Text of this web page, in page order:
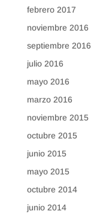
febrero 2017
noviembre 2016
septiembre 2016
julio 2016
mayo 2016
marzo 2016
noviembre 2015
octubre 2015
junio 2015
mayo 2015
octubre 2014
junio 2014